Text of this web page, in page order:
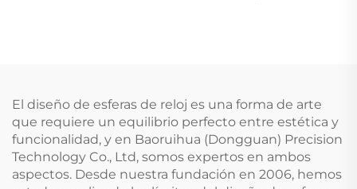
El diseño de esferas de reloj es una forma de arte
que requiere un equilibrio perfecto entre estética y
funcionalidad, y en Baoruihua (Dongguan) Precision
Technology Co., Ltd, somos expertos en ambos
aspectos. Desde nuestra fundación en 2006, hemos